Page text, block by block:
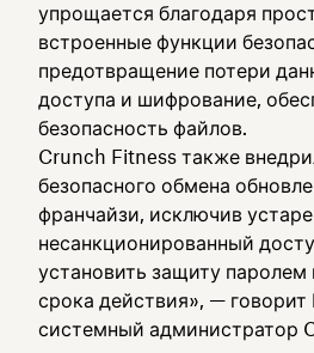
упрощается благодаря
встроенные функции
предотвращение потери
доступа и шифрование,
безопасность файлов.
Crunch Fitness также
безопасного обмена
франчайзи, исключив
несанкционированный
установить защиту паролем
срока действия», — говорит
системный администратор